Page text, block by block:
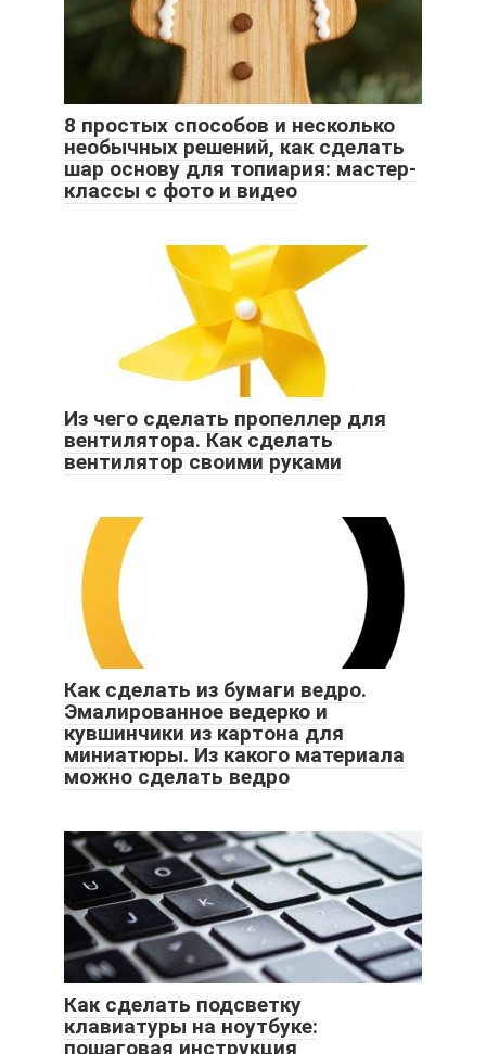
8 простых способов и несколько
необычных решений, как сделать
шар основу для топиария: мастер-
классы с фото и видео
Из чего сделать пропеллер для
вентилятора. Как сделать
вентилятор своими руками
Как сделать из бумаги ведро.
Эмалированное ведерко и
кувшинчики из картона для
миниатюры. Из какого материала
можно сделать ведро
Как сделать подсветку
клавиатуры на ноутбуке:
пошаговая инструкция